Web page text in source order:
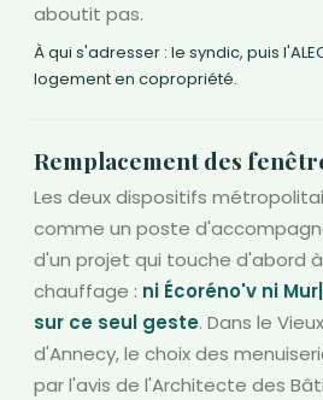
aboutit pas.
À qui s'adresser : le syndic, puis
logement en copropriété.
Remplacement des
Les deux dispositifs
comme un poste
d'un projet qui touche d'abord
chauffage : ni Écoréno'v ni
sur ce seul geste. Dans le
d'Annecy, le choix des
par l'avis de l'Architecte des